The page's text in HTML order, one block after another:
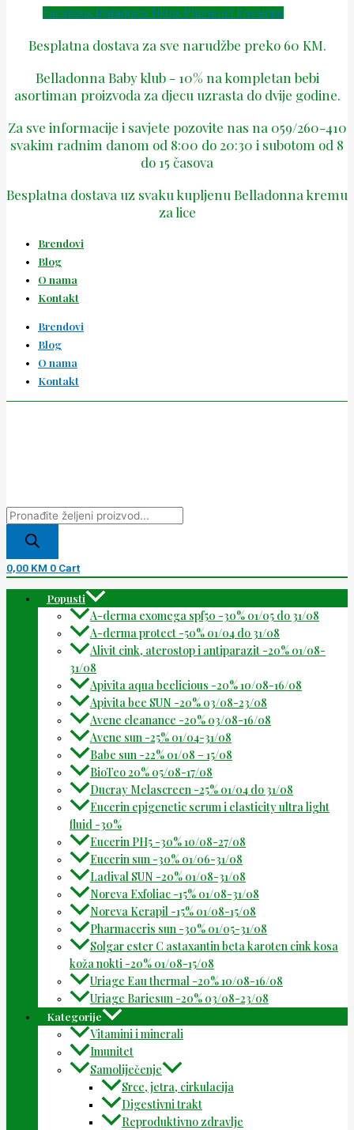
Facebook Instagram Tiktok Phone-alt Envelope
Besplatna dostava za sve narudžbe preko 60 KM.
Belladonna Baby klub - 10% na kompletan bebi
asortiman proizvoda za djecu uzrasta do dvije godine.
Za sve informacije i savjete pozovite nas na 059/260-410
svakim radnim danom od 8:00 do 20:30 i subotom od 8
do 15 časova
Besplatna dostava uz svaku kupljenu Belladonna kremu
za lice
Brendovi
Blog
O nama
Kontakt
Brendovi
Blog
O nama
Kontakt
0,00 KM 0 Cart
Popusti
A-derma exomega spf50 -30% 01/05 do 31/08
A-derma protect -50% 01/04 do 31/08
Alivit cink, aterostop i antiparazit -20% 01/08-
31/08
Apivita aqua beelicious -20% 10/08-16/08
Apivita bee SUN -20% 03/08-23/08
Avene cleanance -20% 03/08-16/08
Avene sun -25% 01/04-31/08
Babe sun -22% 01/08 – 15/08
BioTeo 20% 05/08-17/08
Ducray Melascreen -25% 01/04 do 31/08
Eucerin epigenetic serum i elasticity ultra light
fluid -30%
Eucerin PH5 -30% 10/08-27/08
Eucerin sun -30% 01/06-31/08
Ladival SUN -20% 01/08-31/08
Noreva Exfoliac -15% 01/08-31/08
Noreva Kerapil -15% 01/08-15/08
Pharmaceris sun -30% 01/05-31/08
Solgar ester C astaxantin beta karoten cink kosa
koža nokti -20% 01/08-15/08
Uriage Eau thermal -20% 10/08-16/08
Uriage Bariesun -20% 03/08-23/08
Kategorije
Vitamini i minerali
Imunitet
Samoliječenje
Srce, jetra, cirkulacija
Digestivni trakt
Reproduktivno zdravlje